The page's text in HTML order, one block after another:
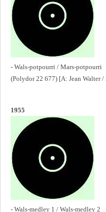
- Wals-potpourri / Mars-potpourri
(Polydor 22 677) [A: Jean Walter /
1955
- Wals-medley 1 / Wals-medley 2